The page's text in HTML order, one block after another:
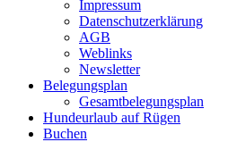
Impressum
Datenschutzerklärung
AGB
Weblinks
Newsletter
Belegungsplan
Gesamtbelegungsplan
Hundeurlaub auf Rügen
Buchen